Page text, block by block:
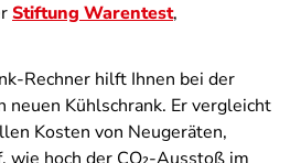
Stiftung Warentest,
Rechner hilft Ihnen bei der
neuen Kühlschrank. Er vergleicht
Kosten von Neugeräten,